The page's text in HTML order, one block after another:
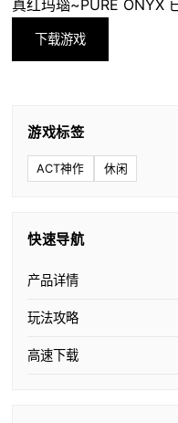
真红玛瑙~PURE ONYX
下载游戏
游戏标签
ACT神作 休闲
快速导航
产品详情
玩法攻略
高速下载